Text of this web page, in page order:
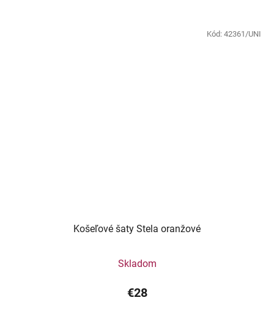
Košeľové šaty Stela oranžové
Skladom
€28
Kód: 42361/UNI